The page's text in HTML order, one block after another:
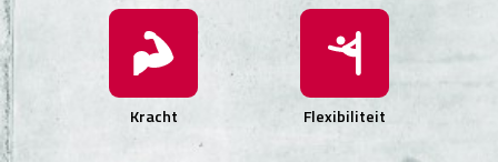
Kracht Flexibiliteit